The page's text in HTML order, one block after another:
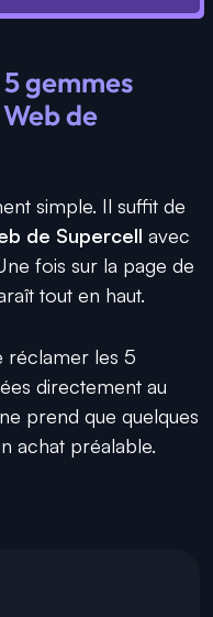
gemmes
de
simple. Il suffit de
de Supercell avec
fois sur la page de
tout en haut.
réclamer les 5
directement au
prend que quelques
achat préalable.